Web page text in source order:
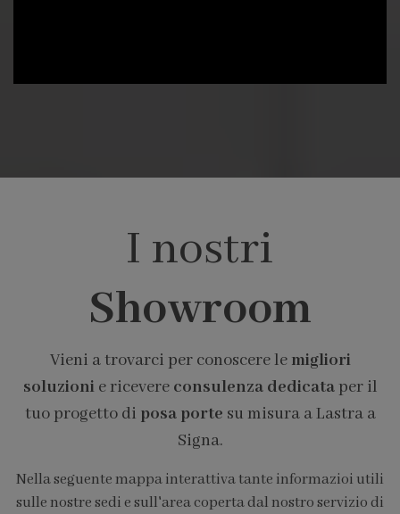
I nostri
Showroom
Vieni a trovarci per conoscere le migliori
soluzionie ricevere consulenza dedicataper il
tuo progetto di posa porte su misura a Lastra a
Signa.
Nella seguente mappa interattiva tante informazioi utili
sulle nostre sedi e sull'area coperta dal nostro servizio di